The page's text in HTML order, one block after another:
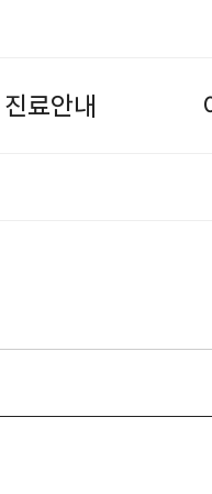
진료안내